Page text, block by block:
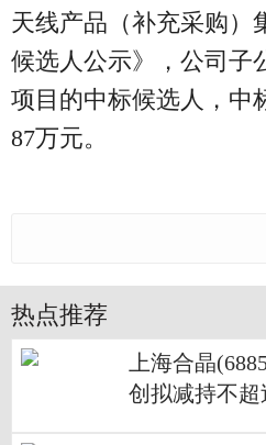
天线产品（补充采购）
候选人公示》，公司子
项目的中标候选人，中
87万元。
热点推荐
上海合晶
创拟减持不